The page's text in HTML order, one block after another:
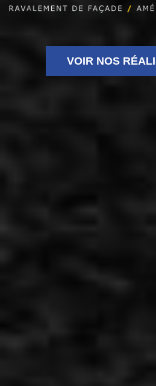
VOIR NOS